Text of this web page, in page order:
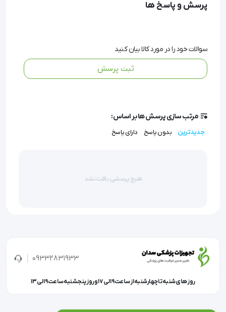
نخ جراحی اتیباند یک پلی استر چند رشته ای است.
ویژگی های نخ جراحی اتیباند LINX
مواد تشکیل دهنده : از جنس پلی اتیلن ترفتالات است.
پرسش و پاسخ ها
سوالات خود را در مورد کالا بیان کنید
ثبت پرسش
مرتب سازی پرسش ها بر اساس:
جدیدترین بدون پاسخ دارای پاسخ
هیچ پرسشی یافت نشد
09332831933
روز های شنبه تا چهارشنبه از ساعت 9 الی 17 و روز پنجشنبه ساعت 9 الی 13